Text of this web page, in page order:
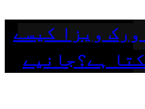
ویزا کیسے
ہے؟جانیے